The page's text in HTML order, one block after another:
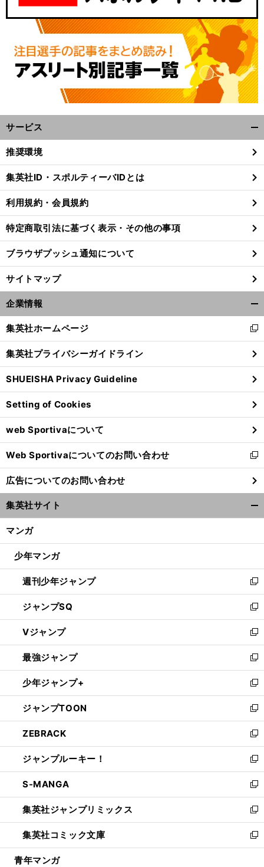
前
サービス
閉
る
推奨環境
集英社ID・スポルティーバIDとは
利用規約・会員規約
特定商取引法に基づく表示・その他の事項
ブラウザプッシュ通知について
サイトマップ
企業情報
閉
る
集英社ホームページ
新
し
い
ウ
ィ
ン
ド
ウ
で
開
く
集英社プライバシーガイドライン
SHUEISHA Privacy Guideline
Setting of Cookies
web Sportivaについて
Web Sportivaについてのお問い合わせ
新
し
い
ウ
ィ
ン
ウ
開
く
広告についてのお問い合わせ
集英社サイト
マンガ
少年マンガ
週刊少年ジャンプ
新
し
い
ウ
ィ
ン
ド
ウ
で
開
く
ジャンプSQ
新
し
い
ウ
ィ
ン
ド
ウ
で
開
く
Vジャンプ
新
し
い
ウ
ィ
ン
ド
ウ
で
開
く
最強ジャンプ
新
し
い
ウ
ィ
ン
ド
ウ
で
開
く
少年ジャンプ+
新
し
い
ウ
ィ
ン
ド
ウ
で
開
く
ジャンプTOON
新
し
い
ウ
ィ
ン
ド
ウ
で
開
く
ZEBRACK
新
し
い
ウ
ィ
ン
ド
ウ
で
開
ジャンプルーキー！
新
し
い
ウ
ィ
ン
ド
ウ
S-MANGA
新
し
い
ウ
ィ
ン
集英社ジャンプリミックス
新
し
い
ウ
集英社コミック文庫
新
し
青年マンガ